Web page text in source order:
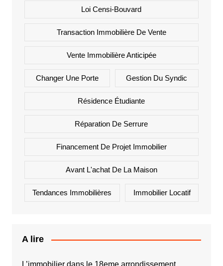
Loi Censi-Bouvard
Transaction Immobilière De Vente
Vente Immobilière Anticipée
Changer Une Porte Gestion Du Syndic
Résidence Étudiante
Réparation De Serrure
Financement De Projet Immobilier
Avant L'achat De La Maison
Tendances Immobilières Immobilier Locatif
A lire
L’immobilier dans le 18eme arrondissement